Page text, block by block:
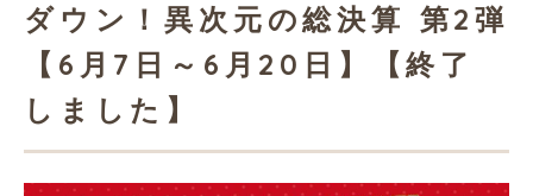
ダウン！異次元の総決算 第2弾
【6月7日～6月20日】【終了
しました】